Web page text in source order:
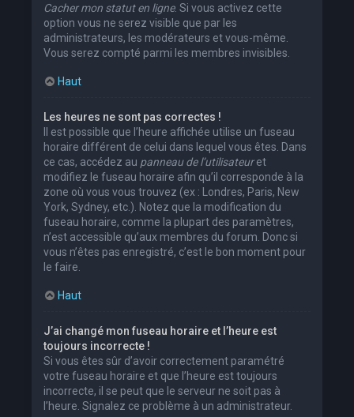
Cacher mon statut en ligne. Si vous activez cette
option vous ne serez visible que par les
administrateurs, les modérateurs et vous-même.
Vous serez compté parmi les membres invisibles.
Haut
Les heures ne sont pas correctes !
Il est possible que l’heure affichée utilise un fuseau
horaire différent de celui dans lequel vous êtes. Dans
ce cas, accédez au panneau de l’utilisateuret
modifiez le fuseau horaire afin qu’il corresponde à la
zone où vous vous trouvez (ex : Londres, Paris, New
York, Sydney, etc.). Notez que la modification du
fuseau horaire, comme la plupart des paramètres,
n’est accessible qu’aux membres du forum. Donc si
vous n’êtes pas enregistré, c’est le bon moment pour
le faire.
Haut
J’ai changé mon fuseau horaire et l’heure est
toujours incorrecte !
Si vous êtes sûr d’avoir correctement paramétré
votre fuseau horaire et que l’heure est toujours
incorrecte, il se peut que le serveur ne soit pas à
l’heure. Signalez ce problème à un administrateur.